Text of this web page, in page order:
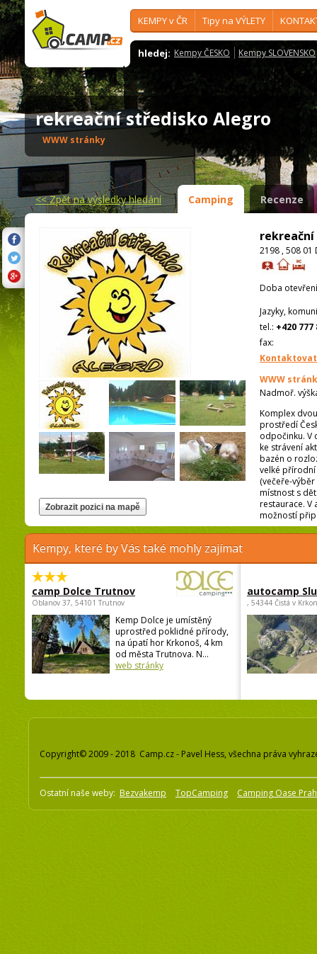
KEMPY v ČR Tipy na VÝLETY
hledej: Kempy ČESKO Kempy SLOVENSKO
rekreační středisko Alegro
WWW stránky
<<Zpět na výsledky hledání Camping Recenze
2198 , 508 01
Doba
Jazyky,
tel.: +420 777
fax:
WWW
Nadmoř.
Komplex
prostředí
odpočinku. V
ke strávení
bazén o
velké přírodní
(večeře-
místnost s
restaurace. V
možností
Kempy, které by Vás také mohly zajímat
camp Dolce Trutnov
Oblanov 37, 54101 Trutnov
Kemp Dolce je umístěný
uprostřed poklidné přírody,
na úpatí hor Krkonoš, 4 km
od města Trutnova. N...
web stránky
autocamp
, 54344 Čistá v
Copyright© 2009 - 2018 Camp.cz - Pavel Hess, všechna práva
Ostatní naše weby: Bezvakemp TopCamping Camping Oase